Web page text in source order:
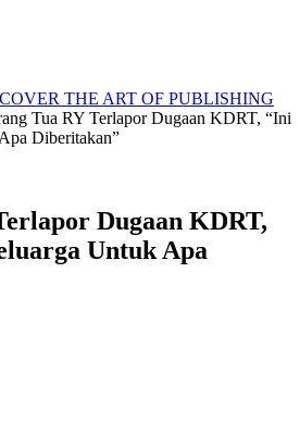
THE ART OF PUBLISHING
Tua RY Terlapor Dugaan KDRT, “Ini
Diberitakan”
Dugaan KDRT,
Untuk Apa